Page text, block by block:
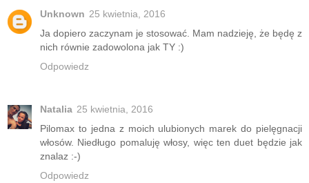
Unknown 25 kwietnia, 2016
Ja dopiero zaczynam je stosować. Mam nadzieję, że będę z
nich równie zadowolona jak TY :)
Odpowiedz
Natalia 25 kwietnia, 2016
Pilomax to jedna z moich ulubionych marek do pielęgnacji
włosów. Niedługo pomaluję włosy, więc ten duet będzie jak
znalaz :-)
Odpowiedz